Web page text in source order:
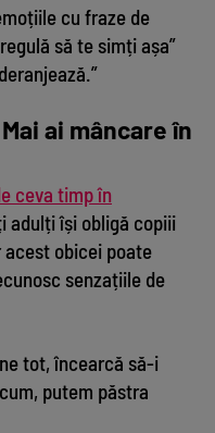
cu fraze de
să te simți așa”
ai mâncare în
ceva timp în
adulți își obligă copiii
obicei poate
senzațiile de
tot, încearcă să-i
putem păstra